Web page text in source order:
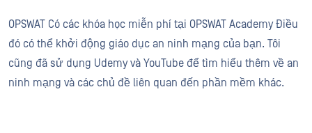
OPSWAT Có các khóa học miễn phí tại OPSWAT Academy Điều
đó có thể khởi động giáo dục an ninh mạng của bạn. Tôi
cũng đã sử dụng Udemy và YouTube để tìm hiểu thêm về an
ninh mạng và các chủ đề liên quan đến phần mềm khác.